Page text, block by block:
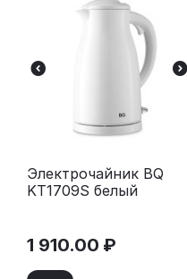
Электрочайник BQ
KT1709S белый
1 910.00 ₽